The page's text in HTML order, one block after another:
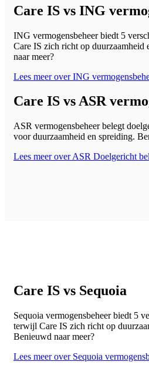
Care IS vs ING
ING vermogensbeheer biedt 5
Care IS zich richt op duurzaamheid
naar meer?
Lees meer over ING
Care IS vs ASR
ASR vermogensbeheer belegt
voor duurzaamheid en spreiding.
Lees meer over ASR Doelgericht
Care IS vs Sequoia
Sequoia vermogensbeheer biedt 5
terwijl Care IS zich richt op
Benieuwd naar meer?
Lees meer over Sequoia